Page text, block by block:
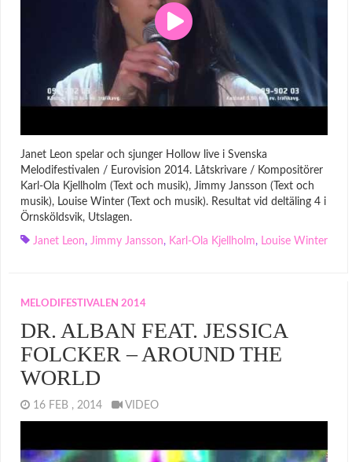
Janet Leon spelar och sjunger Hollow live i Svenska
Melodifestivalen / Eurovision 2014. Låtskrivare / Kompositörer
Karl-Ola Kjellholm (Text och musik), Jimmy Jansson (Text och
musik), Louise Winter (Text och musik). Resultat vid deltäling 4 i
Örnsköldsvik, Utslagen.
Janet Leon, Jimmy Jansson, Karl-Ola Kjellholm, Louise Winter
MELODIFESTIVALEN 2014
DR. ALBAN FEAT. JESSICA
FOLCKER – AROUND THE
WORLD
16 FEB , 2014 VIDEO